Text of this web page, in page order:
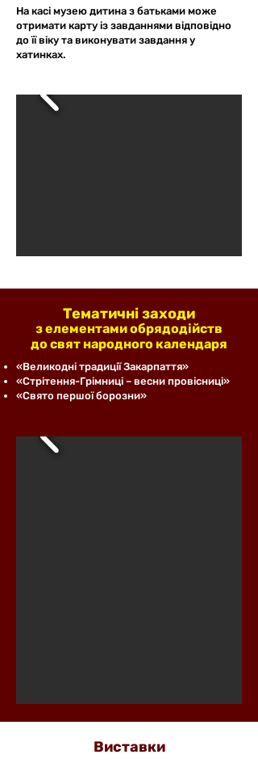
На касі музею дитина з батьками може
отримати карту із завданнями відповідно
до її віку та виконувати завдання у
хатинках.
Тематичні заходи
з елементами обрядодійств
до свят народного календаря
«Великодні традиції Закарпаття»
​«Стрітення-Грімниці – весни провісниці»
«Свято першої борозни»
Виставки